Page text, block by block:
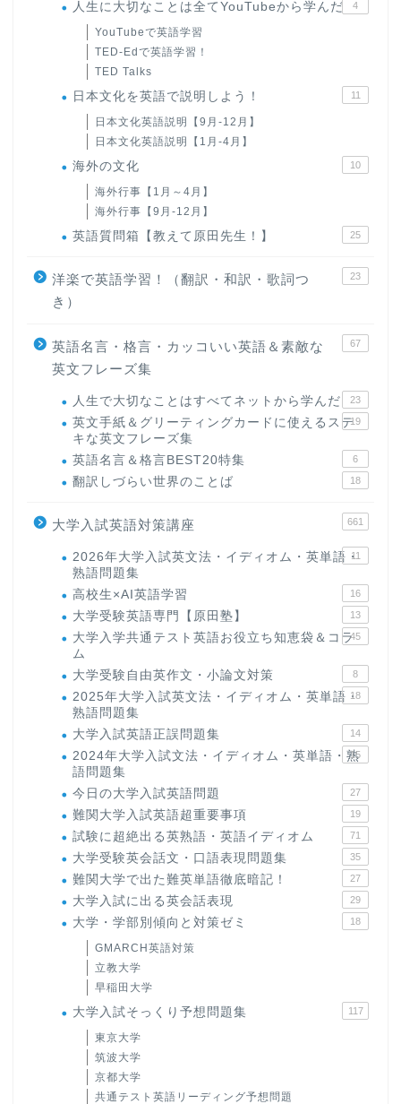
人生に大切なことは全てYouTubeから学んだ 4
YouTubeで英語学習
TED-Edで英語学習！
TED Talks
日本文化を英語で説明しよう！ 11
日本文化英語説明【9月-12月】
日本文化英語説明【1月-4月】
海外の文化 10
海外行事【1月～4月】
海外行事【9月-12月】
英語質問箱【教えて原田先生！】 25
洋楽で英語学習！（翻訳・和訳・歌詞つ
き）
23
英語名言・格言・カッコいい英語＆素敵な
英文フレーズ集
67
人生で大切なことはすべてネットから学んだ 23
英文手紙＆グリーティングカードに使えるステ
キな英文フレーズ集
19
英語名言＆格言BEST20特集 6
翻訳しづらい世界のことば 18
大学入試英語対策講座 661
2026年大学入試英文法・イディオム・英単語・
熟語問題集
11
高校生×AI英語学習 16
大学受験英語専門【原田塾】 13
大学入学共通テスト英語お役立ち知恵袋＆コラ
ム
45
大学受験自由英作文・小論文対策 8
2025年大学入試英文法・イディオム・英単語・
熟語問題集
18
大学入試英語正誤問題集 14
2024年大学入試文法・イディオム・英単語・熟
語問題集
15
今日の大学入試英語問題 27
難関大学入試英語超重要事項 19
試験に超絶出る英熟語・英語イディオム 71
大学受験英会話文・口語表現問題集 35
難関大学で出た難英単語徹底暗記！ 27
大学入試に出る英会話表現 29
大学・学部別傾向と対策ゼミ 18
GMARCH英語対策
立教大学
早稲田大学
大学入試そっくり予想問題集 117
東京大学
筑波大学
京都大学
共通テスト英語リーディング予想問題